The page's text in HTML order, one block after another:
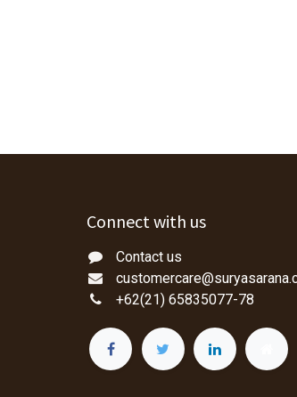
Connect with us
Contact us
+62(21) 65835077-78